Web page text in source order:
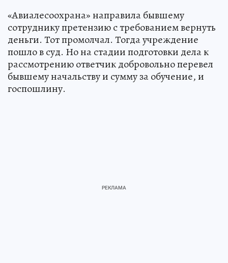
«Авиалесоохрана» направила бывшему
сотруднику претензию с требованием вернуть
деньги. Тот промолчал. Тогда учреждение
пошло в суд. Но на стадии подготовки дела к
рассмотрению ответчик добровольно перевел
бывшему начальству и сумму за обучение, и
госпошлину.